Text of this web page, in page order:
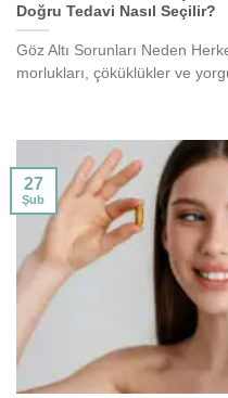
Doğru Tedavi Nasıl Seçilir?
Göz Altı Sorunları Neden
morlukları, çöküklükler ve
27
Şub